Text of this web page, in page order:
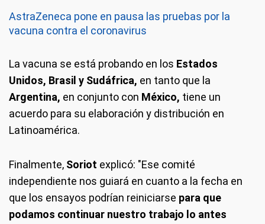
AstraZeneca pone en pausa las pruebas por la
vacuna contra el coronavirus
La vacuna se está probando en los Estados
Unidos, Brasil y Sudáfrica, en tanto que la
Argentina, en conjunto con México, tiene un
acuerdo para su elaboración y distribución en
Latinoamérica.
Finalmente, Soriot explicó: "Ese comité
independiente nos guiará en cuanto a la fecha en
que los ensayos podrían reiniciarse para que
podamos continuar nuestro trabajo lo antes